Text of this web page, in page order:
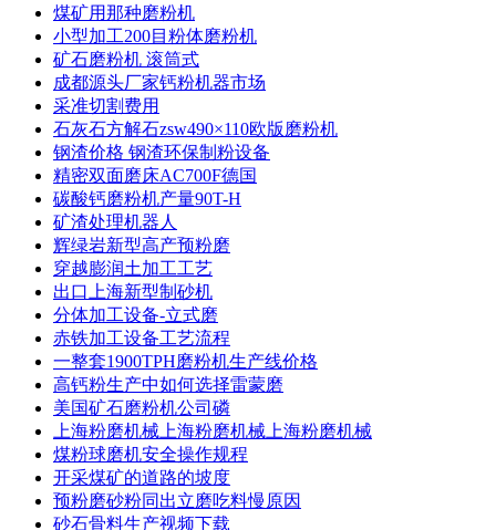
煤矿用那种磨粉机
小型加工200目粉体磨粉机
矿石磨粉机 滚筒式
成都源头厂家钙粉机器市场
采准切割费用
石灰石方解石zsw490×110欧版磨粉机
钢渣价格 钢渣环保制粉设备
精密双面磨床AC700F德国
碳酸钙磨粉机产量90T-H
矿渣处理机器人
辉绿岩新型高产预粉磨
穿越膨润土加工工艺
出口上海新型制砂机
分体加工设备-立式磨
赤铁加工设备工艺流程
一整套1900TPH磨粉机生产线价格
高钙粉生产中如何选择雷蒙磨
美国矿石磨粉机公司磷
上海粉磨机械上海粉磨机械上海粉磨机械
煤粉球磨机安全操作规程
开采煤矿的道路的坡度
预粉磨砂粉同出立磨吃料慢原因
砂石骨料生产视频下载